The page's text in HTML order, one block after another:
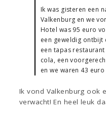
Ik was gisteren een
Valkenburg en we
Hotel was 95 euro
een geweldig ontbijt
een tapas
cola, een
en we waren 43
Ik vond Valkenburg ook
verwacht! En heel leuk